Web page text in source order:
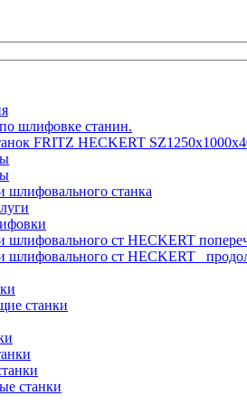
шлифовке станин.
FRITZ HECKERT
шлифовального станка
шлифовального ст HECKERT
шлифовального ст HECKERT
станки
станки